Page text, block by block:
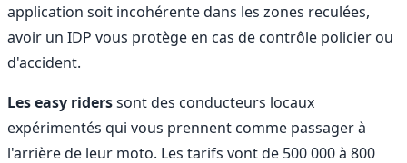
application soit incohérente dans les zones reculées,
avoir un IDP vous protège en cas de contrôle policier ou
d'accident.
Les easy riderssont des conducteurs locaux
expérimentés qui vous prennent comme passager à
l'arrière de leur moto. Les tarifs vont de 500 000 à 800